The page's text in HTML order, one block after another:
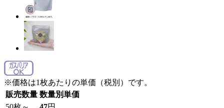
※価格は1枚あたりの単価（税別）です。
販売数量 数量別単価